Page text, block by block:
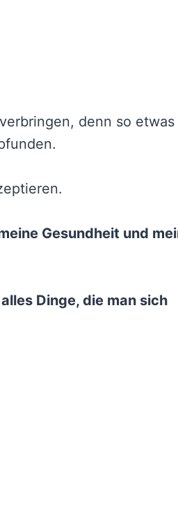
denn so etwas
Gesundheit und
Dinge, die man sich